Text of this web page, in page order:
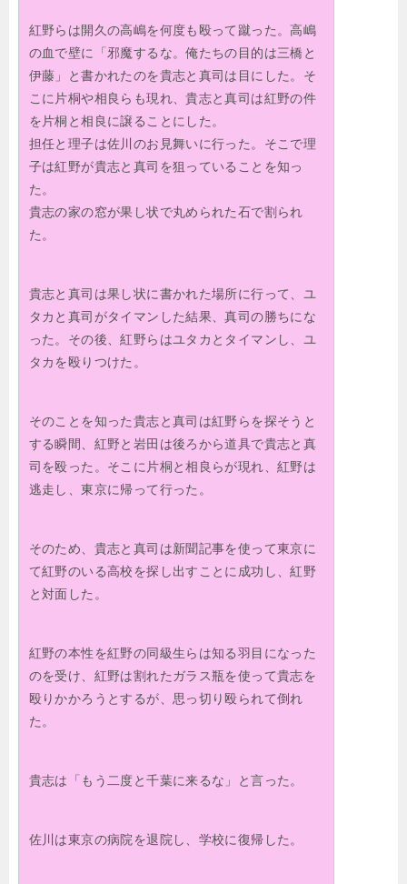
紅野らは開久の高嶋を何度も殴って蹴った。高嶋
の血で壁に「邪魔するな。俺たちの目的は三橋と
伊藤」と書かれたのを貴志と真司は目にした。そ
こに片桐や相良らも現れ、貴志と真司は紅野の件
を片桐と相良に譲ることにした。
担任と理子は佐川のお見舞いに行った。そこで理
子は紅野が貴志と真司を狙っていることを知っ
た。
貴志の家の窓が果し状で丸められた石で割られ
た。
貴志と真司は果し状に書かれた場所に行って、ユ
タカと真司がタイマンした結果、真司の勝ちにな
った。その後、紅野らはユタカとタイマンし、ユ
タカを殴りつけた。
そのことを知った貴志と真司は紅野らを探そうと
する瞬間、紅野と岩田は後ろから道具で貴志と真
司を殴った。そこに片桐と相良らが現れ、紅野は
逃走し、東京に帰って行った。
そのため、貴志と真司は新聞記事を使って東京に
て紅野のいる高校を探し出すことに成功し、紅野
と対面した。
紅野の本性を紅野の同級生らは知る羽目になった
のを受け、紅野は割れたガラス瓶を使って貴志を
殴りかかろうとするが、思っ切り殴られて倒れ
た。
貴志は「もう二度と千葉に来るな」と言った。
佐川は東京の病院を退院し、学校に復帰した。